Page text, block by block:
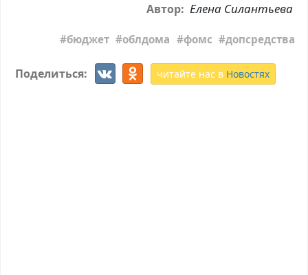
Автор: Елена Силантьева
бюджет облдома фомс допсредства
Поделиться: читайте нас в Новостях